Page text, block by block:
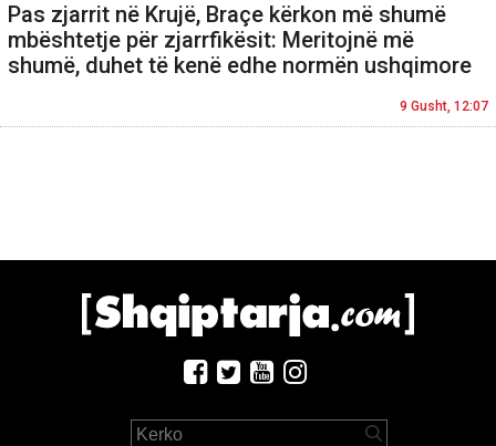
Pas zjarrit në Krujë, Braçe kërkon më shumë
mbështetje për zjarrfikësit: Meritojnë më
shumë, duhet të kenë edhe normën ushqimore
9 Gusht, 12:07